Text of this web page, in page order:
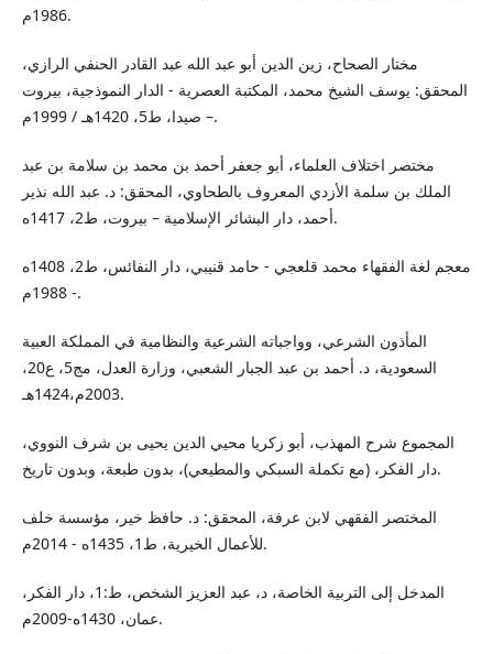
1986م.
مختار الصحاح، زين الدين أبو عبد الله عبد القادر الحنفي الرازي،
المحقق: يوسف الشيخ محمد، المكتبة العصرية - الدار النموذجية، بيروت
– صيدا، ط5، 1420هـ / 1999م.
مختصر اختلاف العلماء، أبو جعفر أحمد بن محمد بن سلامة بن عبد
الملك بن سلمة الأزدي المعروف بالطحاوي، المحقق: د. عبد الله نذير
أحمد، دار البشائر الإسلامية – بيروت، ط2، 1417ه.
معجم لغة الفقهاء محمد قلعجي - حامد قنيبي، دار النفائس، ط2، 1408ه
- 1988م.
المأذون الشرعي، وواجباته الشرعية والنظامية في المملكة العبية
السعودية، د. أحمد بن عبد الجبار الشعبي، وزارة العدل، مج5، ع20،
2003م،1424هـ.
المجموع شرح المهذب، أبو زكريا محيي الدين يحيى بن شرف النووي،
دار الفكر، (مع تكملة السبكي والمطيعي)، بدون طبعة، وبدون تاريخ.
المختصر الفقهي لابن عرفة، المحقق: د. حافظ خير، مؤسسة خلف
للأعمال الخيرية، ط1، 1435ه - 2014م.
المدخل إلى التربیة الخاصة، د، عبد العزيز الشخص، ط:1، دار الفكر،
عمان، 1430ه-2009م.